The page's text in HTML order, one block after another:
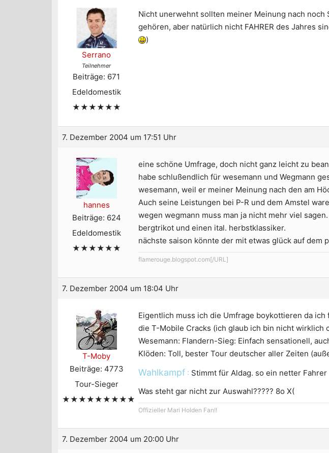
Serrano
Teilnehmer
Beiträge: 671
Edeldomestik
★★★★★★
Nicht unerwehnt sollten meiner Meinung nach
gehören, aber natürlich nicht FAHRER des Jahres
)
7. Dezember 2004 um 17:51 Uhr
hannes
Beiträge: 624
Edeldomestik
★★★★★★
eine schöne Umfrage, doch nicht ganz leicht zu
habe schlußendlich für wesemann und Wegmann
wesemann, weil er meiner Meinung nach den am
Auch seine Leistungen bei P-R und dem Amstel
wegen wegmann muss man ja nicht mehr viel sagen.
bergtrikot und einen ital. herbstklassiker.
nächste saison könnte der mit etwas glück auf dem
flamerouge.blogspot.com[/URL]
7. Dezember 2004 um 18:04 Uhr
T-Moby
Beiträge: 4773
Tour-Sieger
★★★★★★★★★
Eigentlich muss ich die Umfrage boykottieren da
die T-Mobile Cracks (ich glaub ich bin nicht wirklich
Wesemann: Flandern-Sieg: Einfach sensationell,
Klöden: Toll, bester Tour deutscher aller Zeiten
Wahlkampf : Stimmt für Aldag. so ein netter
Was steht gar nicht zur Auswahl????? 8o X(
Offizieller Mari Holden Fan!!
7. Dezember 2004 um 20:00 Uhr